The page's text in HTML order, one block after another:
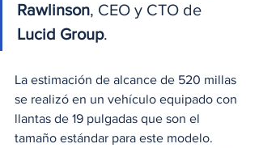
Rawlinson, CEO y CTO de
Lucid Group.
La estimación de alcance de 520 millas
se realizó en un vehículo equipado con
llantas de 19 pulgadas que son el
tamaño estándar para este modelo.